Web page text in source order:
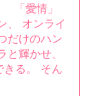
「愛情」
、 オンライ
だけのハン
輝かせ、
きる。 そん